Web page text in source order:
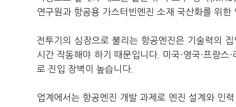
연구원과 항공용 가스터빈엔진 소재 국산화를 위
전투기의 심장으로 불리는 항공엔진은 기술력의
시간 작동해야 하기 때문입니다. 미국·영국·프랑
로 진입 장벽이 높습니다.
업계에서는 항공엔진 개발 과제로 엔진 설계와 인